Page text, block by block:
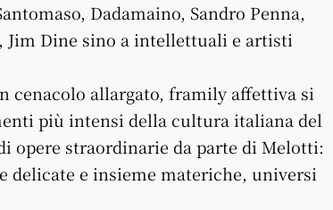
Dadamai­no, Sandro Penna,
Jim Dine sino a intellettuali e artisti
cenacolo allargato, framily affettiva si
più intensi della cultura italiana del
opere straordinarie da parte di Melotti:
e insieme materiche, universi